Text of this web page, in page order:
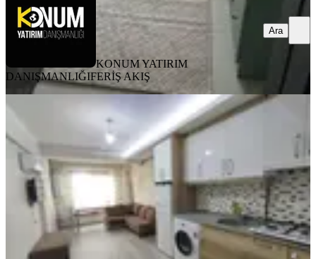
KONUM YATIRIM
DANIŞMANLIĞIFERİŞ AKIŞ
Ara
Erkuş Gayrimenkul'den Sağlık
Hastanesine Yakın 1+1 Eşyalı Apart
Merkezefendi, Bahçelievler Mahallesi
·50 m² 2. Kat ·07.07.2026
16.000 ₺
ERKUŞ GAYRİMENKULYücel kırma